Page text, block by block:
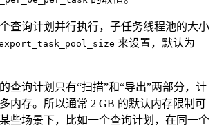
查询计划并行执行，子任务线程池的大小
来设置，默认为
查询计划只有“扫描”和“导出”两部分，计
内存。所以通常 2 GB 的默认内存限制可
些场景下，比如一个查询计划，在同一个